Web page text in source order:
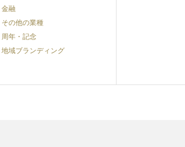
金融
その他の業種
周年・記念
地域ブランディング